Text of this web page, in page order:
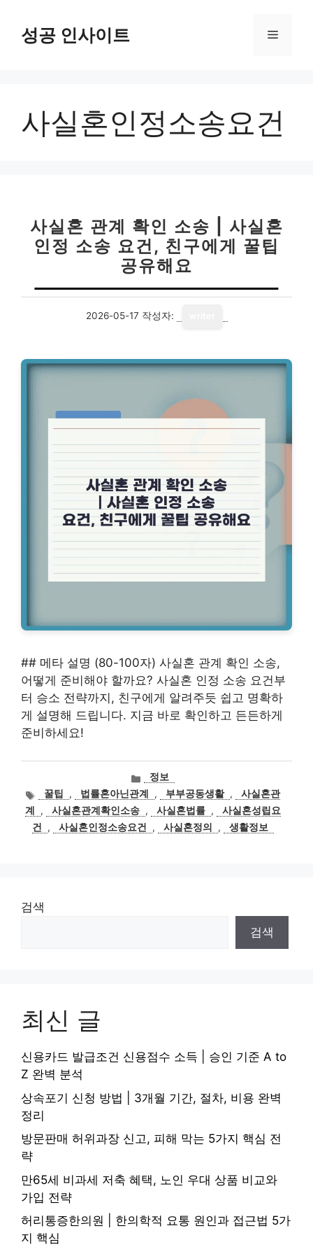
성공 인사이트 메
사실혼인정소송요건
사실혼 관계 확인 소송 | 사실혼
인정 소송 요건, 친구에게 꿀팁
공유해요
2026-05-17 작성자:
## 메타 설명 (80-100자) 사실혼 관계 확인 소송,
어떻게 준비해야 할까요? 사실혼 인정 소송 요건부
터 승소 전략까지, 친구에게 알려주듯 쉽고 명확하
게 설명해 드립니다. 지금 바로 확인하고 든든하게
준비하세요!
카
테
고
리
정보
태꿀팁 , 법률혼아닌관계 , 부부공동생활 ,
사실혼관
계
, 사실혼관계확인소송 , 사실혼법률 ,
사실혼성립요
건
, 사실혼인정소송요건 , 사실혼정의 , 생활정보
검색
검색
최신 글
신용카드 발급조건 신용점수 소득 | 승인 기준 A to
Z 완벽 분석
상속포기 신청 방법 | 3개월 기간, 절차, 비용 완벽
정리
방문판매 허위과장 신고, 피해 막는 5가지 핵심 전
략
만65세 비과세 저축 혜택, 노인 우대 상품 비교와
가입 전략
허리통증한의원 | 한의학적 요통 원인과 접근법 5가
지 핵심